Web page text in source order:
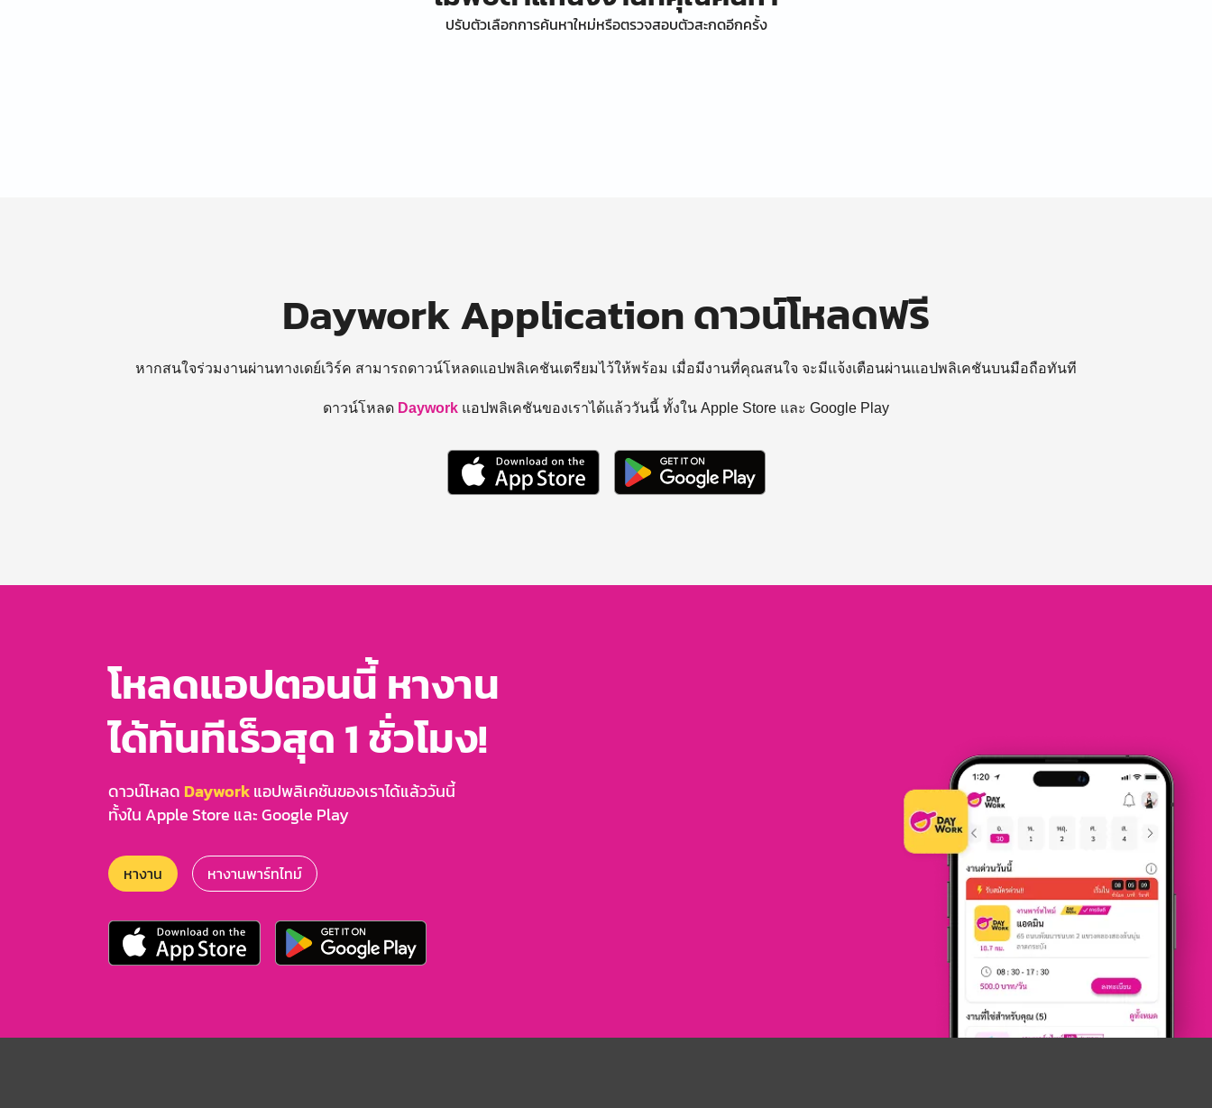
ปรับตัวเลือกการค้นหาใหม่หรือตรวจสอบตัวสะกดอีกครั้ง
Daywork Application ดาวน์โหลดฟรี
หากสนใจร่วมงานผ่านทางเดย์เวิร์ค สามารถดาวน์โหลดแอปพลิเคชันเตรียมไว้ให้พร้อม เมื่อมีงานที่คุณสนใจ จะมีแจ้งเตือนผ่านแอปพลิเคชันบนมือถือทันที
ดาวน์โหลด Daywork แอปพลิเคชันของเราได้แล้ววันนี้ ทั้งใน Apple Store และ Google Play
โหลดแอปตอนนี้ หางาน
ได้ทันทีเร็วสุด 1 ชั่วโมง!
ดาวน์โหลด Dayworkแอปพลิเคชันของเราได้แล้ววันนี้
ทั้งใน Apple Store และ Google Play
หางาน หางานพาร์ทไทม์